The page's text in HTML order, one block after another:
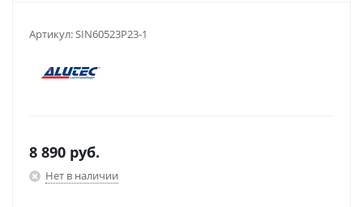
Артикул:SIN60523P23-1
8 890 руб.
Нет в наличии